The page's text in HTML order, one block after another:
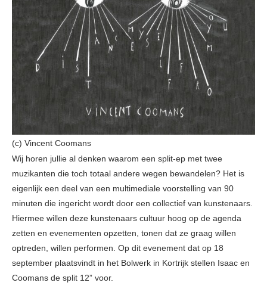
(c) Vincent Coomans
Wij horen jullie al denken waarom een split-ep met twee
muzikanten die toch totaal andere wegen bewandelen? Het is
eigenlijk een deel van een multimediale voorstelling van 90
minuten die ingericht wordt door een collectief van kunstenaars.
Hiermee willen deze kunstenaars cultuur hoog op de agenda
zetten en evenementen opzetten, tonen dat ze graag willen
optreden, willen performen. Op dit evenement dat op 18
september plaatsvindt in het Bolwerk in Kortrijk stellen Isaac en
Coomans de split 12” voor.